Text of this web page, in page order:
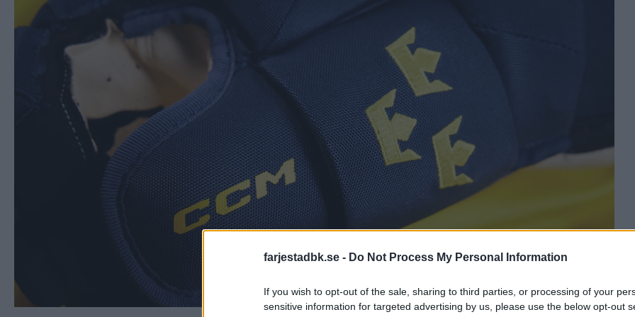
farjestadbk.se - Do Not Process My Personal Information
If you wish to opt-out of the sale, sharing to third parties, or processing of your
sensitive information for targeted advertising by us, please use the below opt-out